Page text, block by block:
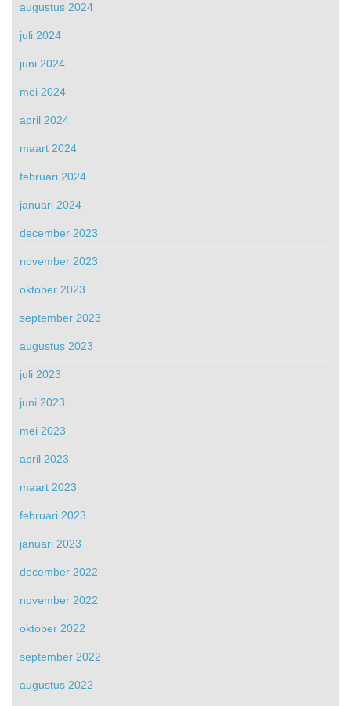
augustus 2024
juli 2024
juni 2024
mei 2024
april 2024
maart 2024
februari 2024
januari 2024
december 2023
november 2023
oktober 2023
september 2023
augustus 2023
juli 2023
juni 2023
mei 2023
april 2023
maart 2023
februari 2023
januari 2023
december 2022
november 2022
oktober 2022
september 2022
augustus 2022